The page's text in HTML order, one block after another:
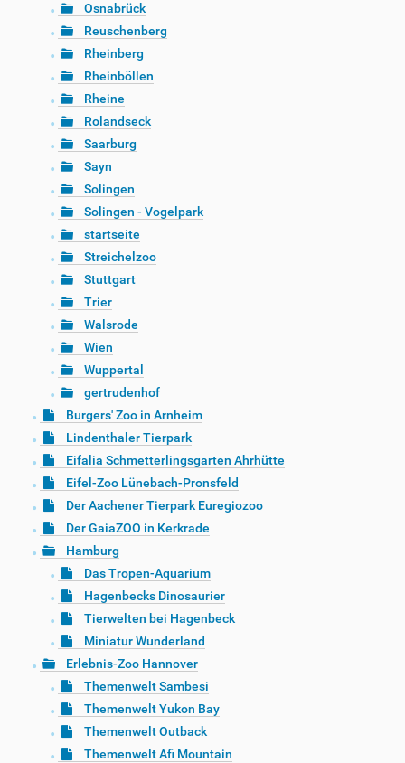
Osnabrück
Reuschenberg
Rheinberg
Rheinböllen
Rheine
Rolandseck
Saarburg
Sayn
Solingen
Solingen - Vogelpark
startseite
Streichelzoo
Stuttgart
Trier
Walsrode
Wien
Wuppertal
gertrudenhof
Burgers' Zoo in Arnheim
Lindenthaler Tierpark
Eifalia Schmetterlingsgarten Ahrhütte
Eifel-Zoo Lünebach-Pronsfeld
Der Aachener Tierpark Euregiozoo
Der GaiaZOO in Kerkrade
Hamburg
Das Tropen-Aquarium
Hagenbecks Dinosaurier
Tierwelten bei Hagenbeck
Miniatur Wunderland
Erlebnis-Zoo Hannover
Themenwelt Sambesi
Themenwelt Yukon Bay
Themenwelt Outback
Themenwelt Afi Mountain